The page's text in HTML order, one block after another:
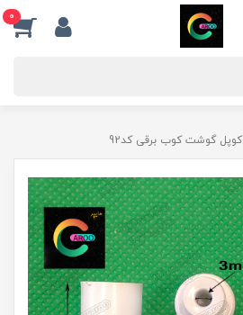
0
کوپل گوشت کوب برقی کد92